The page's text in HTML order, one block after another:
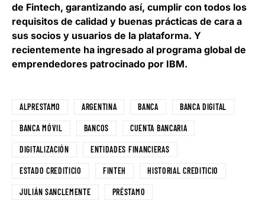
de Fintech, garantizando así, cumplir con todos los
requisitos de calidad y buenas prácticas de cara a
sus socios y usuarios de la plataforma. Y
recientemente ha ingresado al programa global de
emprendedores patrocinado por IBM.
ALPRESTAMO ARGENTINA BANCA BANCA DIGITAL
BANCA MÓVIL BANCOS CUENTA BANCARIA
DIGITALIZACIÓN ENTIDADES FINANCIERAS
ESTADO CREDITICIO FINTEH HISTORIAL CREDITICIO
JULIÁN SANCLEMENTE PRÉSTAMO